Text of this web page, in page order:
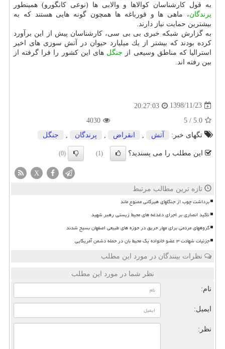
به قول كارشناسان كوالاها و والابی ها (نوعی كانگورو) همینطور
پرندگان، ماهی ها و قورباغه ها همچون گونه هایی هستند كه به
بیشترین حمایت نیاز دارند.
به گزارش شبكه خبری بی بی سی، كارشناسان پیش از این برآورد
كرده بودند كه بیشتر از یك میلیارد حیوان در آتش سوزی های اخیر
استرالیا كه مناطق وسیعی از جنگل های این كشور را فرا گرفته از
بین رفته اند.
1398/11/23
20:27:03
5.0
/
5
4030
تگهای خبر:
آتش انقراض پرندگان جنگل
این مطلب را می پسندید؟ (1)
(0)
X
تازه ترین مطالب مرتبط
برداشت چوب از جنگلهای هیرکانی ممنوع ماند
تاکید انصاری بر اجرای دغدغه های محیط زیستی رهبر شهید
گروههای مردمی برای مهار حریق در حوزه های طبیعی اصفهان بسیج شدند
جزئیات شهادت ۳ عضو خانواده یک محیط بان در حمله دشمن آمریکایی
نظرات بینندگان در مورد این مطلب
نظر شما در مورد این مطلب
نام:
ایمیل:
نظر: